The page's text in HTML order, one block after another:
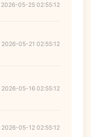
2026-05-25 02:55:12
2026-05-21 02:55:12
2026-05-16 02:55:12
2026-05-12 02:55:12